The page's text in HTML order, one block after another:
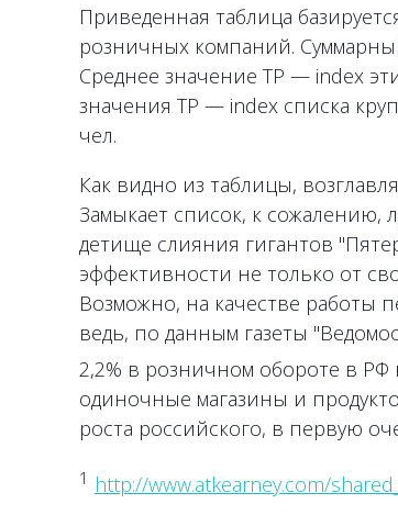
Приведенная таблица
розничных компаний.
Среднее значение TP — index
значения TP — index списка
чел.
Как видно из таблицы,
Замыкает список, к сожалению,
детище слияния гигантов
эффективности не только от
Возможно, на качестве работы
ведь, по данным газеты
2,2% в розничном обороте в РФ
одиночные магазины и
роста российского, в первую
1 http://www.atkearney.com/